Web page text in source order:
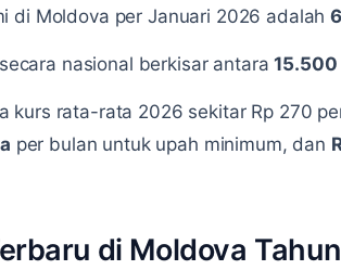
di Moldova per Januari 2026 adalah
nasional berkisar antara15.500
kurs rata-rata 2026 sekitar Rp 270
per bulan untuk upah minimum, dan
di Moldova